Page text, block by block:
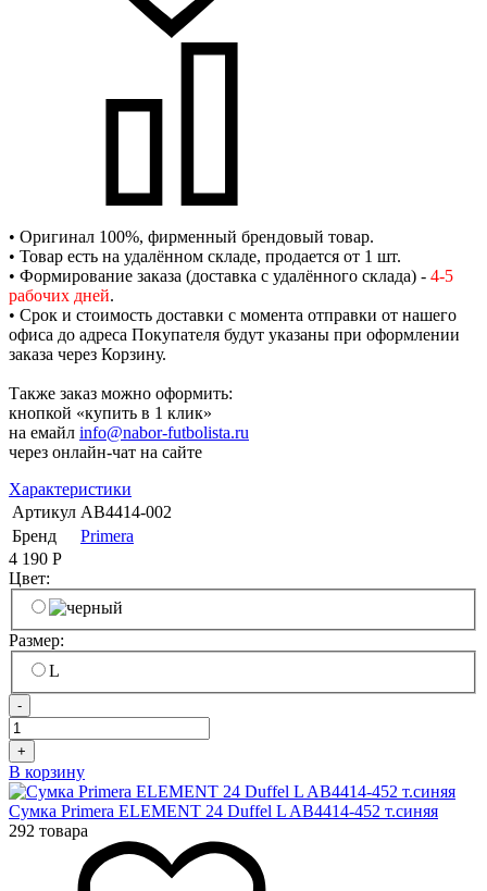
• Оригинал 100%, фирменный брендовый товар.
• Товар есть на удалённом складе, продается от 1 шт.
• Формирование заказа (доставка с удалённого склада) - 4-5
рабочих дней.
• Срок и стоимость доставки с момента отправки от нашего
офиса до адреса Покупателя будут указаны при оформлении
заказа через Корзину.
Также заказ можно оформить:
кнопкой «купить в 1 клик»
на емайл info@nabor-futbolista.ru
через онлайн-чат на сайте
Характеристики
Артикул AB4414-002
Бренд
Primera
4 190 Р
Цвет:
Размер:
L
-
+
В корзину
Сумка Primera ELEMENT 24 Duffel L AB4414-452 т.синяя
292 товара